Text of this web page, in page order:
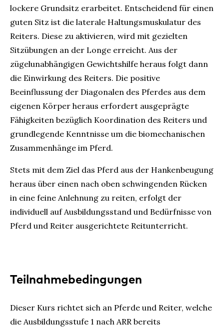
lockere Grundsitz erarbeitet. Entscheidend für einen
guten Sitz ist die laterale Haltungsmuskulatur des
Reiters. Diese zu aktivieren, wird mit gezielten
Sitzübungen an der Longe erreicht. Aus der
zügelunabhängigen Gewichtshilfe heraus folgt dann
die Einwirkung des Reiters. Die positive
Beeinflussung der Diagonalen des Pferdes aus dem
eigenen Körper heraus erfordert ausgeprägte
Fähigkeiten bezüglich Koordination des Reiters und
grundlegende Kenntnisse um die biomechanischen
Zusammenhänge im Pferd.
Stets mit dem Ziel das Pferd aus der Hankenbeugung
heraus über einen nach oben schwingenden Rücken
in eine feine Anlehnung zu reiten, erfolgt der
individuell auf Ausbildungsstand und Bedürfnisse von
Pferd und Reiter ausgerichtete Reitunterricht.
Teilnahmebedingungen
Dieser Kurs richtet sich an Pferde und Reiter, welche
die Ausbildungsstufe 1 nach ARR bereits